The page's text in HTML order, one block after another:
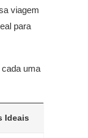
viagem
para
uma
Ideais